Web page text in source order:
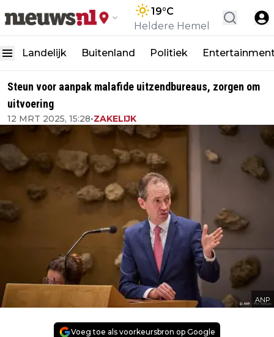
19°C
Heldere Hemel
Landelijk Buitenland Politiek
Steun voor aanpak malafide uitzendbureaus, zorgen om
uitvoering
12 MRT 2025, 15:28•ZAKELIJK
ANP
Voeg toe als voorkeursbron op Google